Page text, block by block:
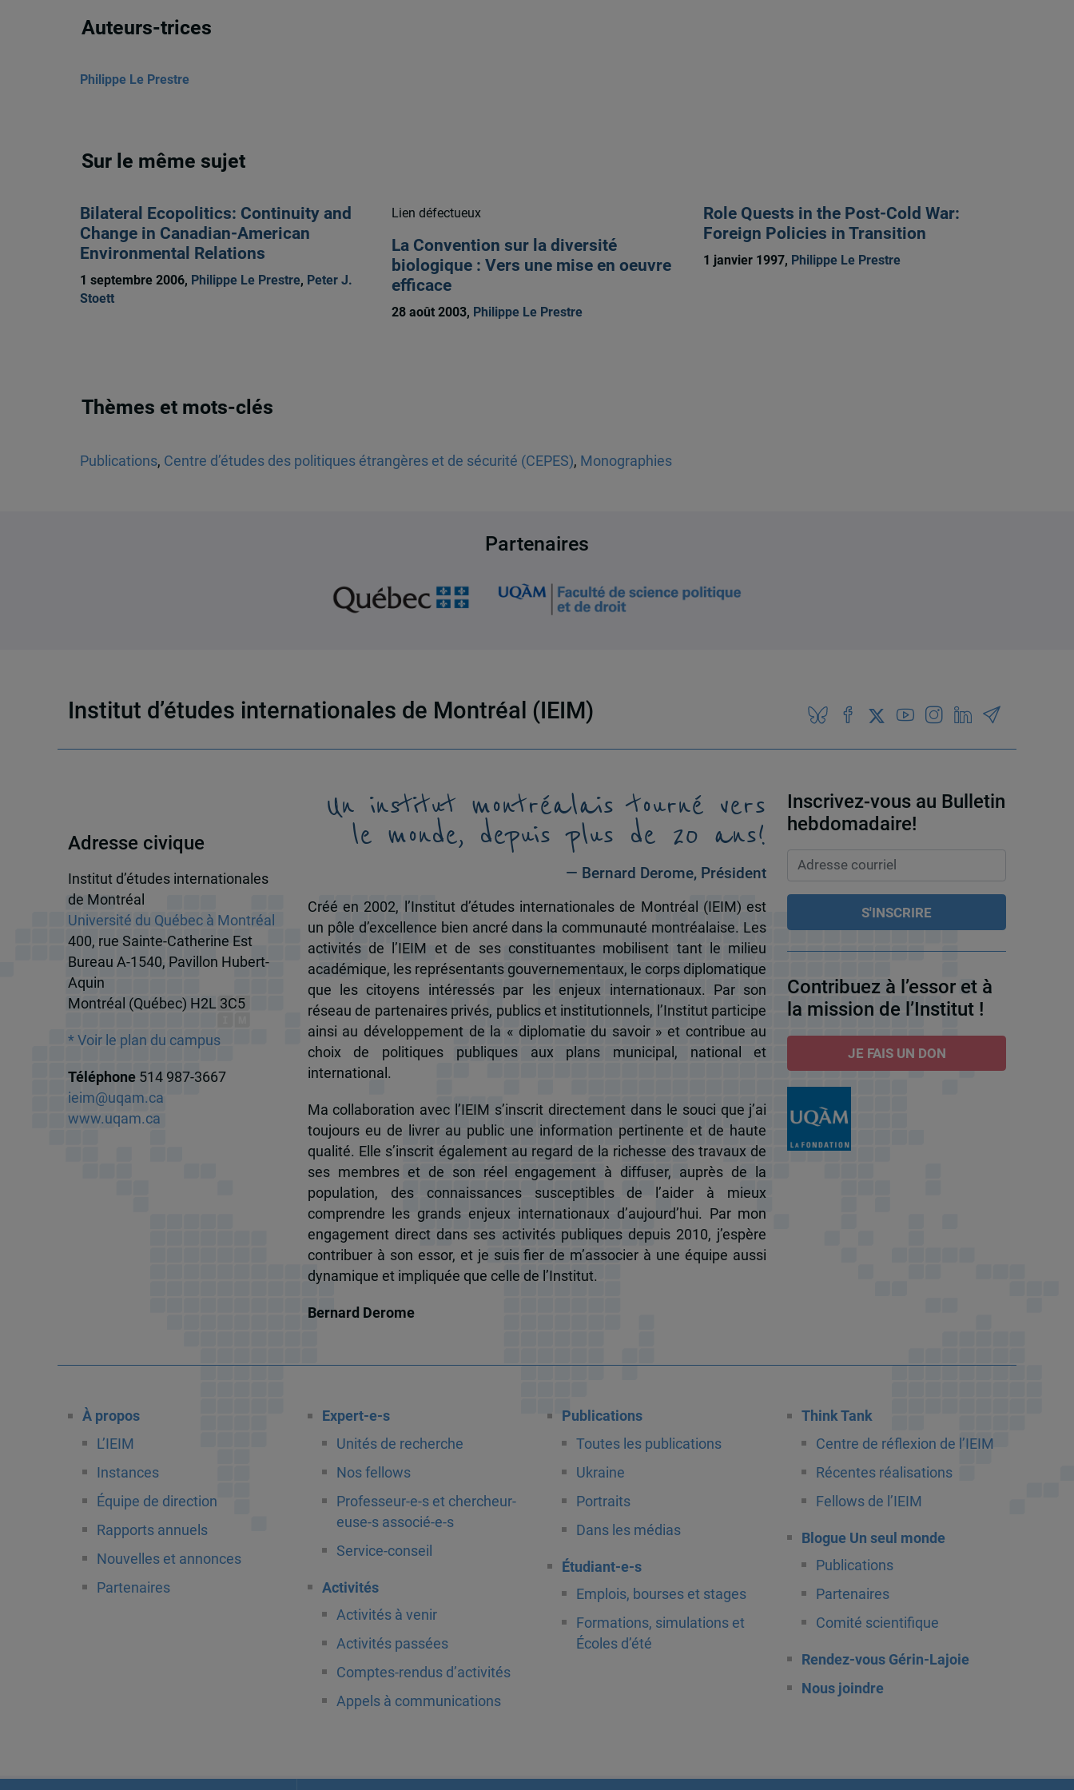
Auteurs-trices
Philippe Le Prestre
Sur le même sujet
Bilateral Ecopolitics: Continuity and
Change in Canadian-American
Environmental Relations
1 septembre 2006, Philippe Le Prestre, Peter J.
Stoett
Lien défectueux
La Convention sur la diversité
biologique : Vers une mise en oeuvre
efficace
28 août 2003, Philippe Le Prestre
Role Quests in the Post-Cold War:
Foreign Policies in Transition
1 janvier 1997, Philippe Le Prestre
Thèmes et mots-clés
Publications, Centre d’études des politiques étrangères et de sécurité (CEPES), Monographies
Partenaires
Institut d’études internationales de Montréal (IEIM)
Adresse civique
Institut d’études internationales
de Montréal
Université du Québec à Montréal
400, rue Sainte-Catherine Est
Bureau A-1540, Pavillon Hubert-
Aquin
Montréal (Québec) H2L 3C5
* Voir le plan du campus
Téléphone 514 987-3667
ieim@uqam.ca
www.uqam.ca
Un institut montréalais tourné vers
le monde, depuis plus de 20 ans!
— Bernard Derome, Président
Créé en 2002, l’Institut d’études internationales de Montréal (IEIM) est
un pôle d’excellence bien ancré dans la communauté montréalaise. Les
activités de l’IEIM et de ses constituantes mobilisent tant le milieu
académique, les représentants gouvernementaux, le corps diplomatique
que les citoyens intéressés par les enjeux internationaux. Par son
réseau de partenaires privés, publics et institutionnels, l’Institut participe
ainsi au développement de la « diplomatie du savoir » et contribue au
choix de politiques publiques aux plans municipal, national et
international.
Ma collaboration avec l’IEIM s’inscrit directement dans le souci que j’ai
toujours eu de livrer au public une information pertinente et de haute
qualité. Elle s’inscrit également au regard de la richesse des travaux de
ses membres et de son réel engagement à diffuser, auprès de la
population, des connaissances susceptibles de l’aider à mieux
comprendre les grands enjeux internationaux d’aujourd’hui. Par mon
engagement direct dans ses activités publiques depuis 2010, j’espère
contribuer à son essor, et je suis fier de m’associer à une équipe aussi
dynamique et impliquée que celle de l’Institut.
Bernard Derome
Inscrivez-vous au Bulletin
hebdomadaire!
Contribuez à l’essor et à
la mission de l’Institut !
JE FAIS UN DON
À propos
L’IEIM
Instances
Équipe de direction
Rapports annuels
Nouvelles et annonces
Partenaires
Expert-e-s
Unités de recherche
Nos fellows
Professeur-e-s et chercheur-
euse-s associé-e-s
Service-conseil
Activités
Activités à venir
Activités passées
Comptes-rendus d’activités
Appels à communications
Publications
Toutes les publications
Ukraine
Portraits
Dans les médias
Étudiant-e-s
Emplois, bourses et stages
Formations, simulations et
Écoles d’été
Think Tank
Centre de réflexion de l’IEIM
Récentes réalisations
Fellows de l’IEIM
Blogue Un seul monde
Publications
Partenaires
Comité scientifique
Rendez-vous Gérin-Lajoie
Nous joindre